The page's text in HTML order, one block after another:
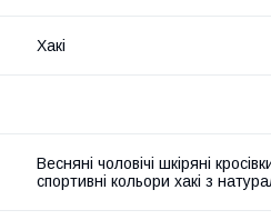
Хакі
Весняні чоловічі шкіряні
спортивні кольори хакі з